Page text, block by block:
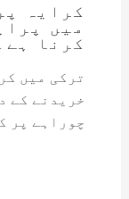
کرایہ
میں
کرنا ہے۔
ترکی میں
خریدنے کے
چوراہے پر